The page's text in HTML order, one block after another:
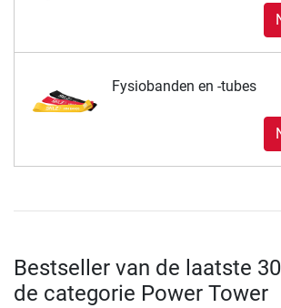
Fysiobanden en -tubes
Bestseller van de laatste
de categorie Power Tower